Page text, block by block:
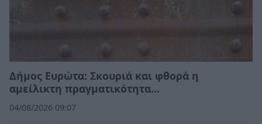
Δήμος Ευρώτα: Σκουριά και φθορά η
αμείλικτη πραγματικότητα…
04/08/2026 09:07